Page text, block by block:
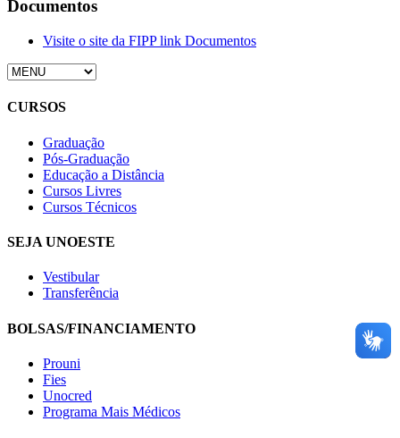
Documentos
Visite o site da FIPP link Documentos
CURSOS
Graduação
Pós-Graduação
Educação a Distância
Cursos Livres
Cursos Técnicos
SEJA UNOESTE
Vestibular
Transferência
BOLSAS/FINANCIAMENTO
Prouni
Fies
Unocred
Programa Mais Médicos